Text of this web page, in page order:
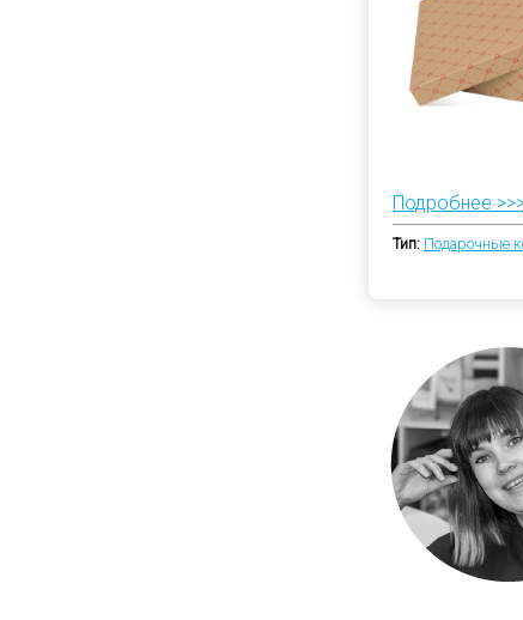
Подробнее
Тип: Подарочные